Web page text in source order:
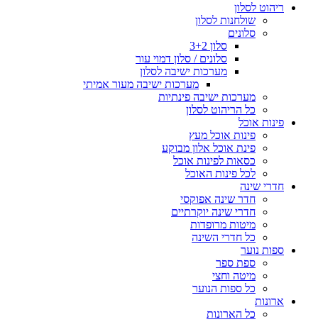
ריהוט לסלון
שולחנות לסלון
סלונים
סלון 3+2
סלונים / סלון דמוי עור
מערכות ישיבה לסלון
מערכות ישיבה מעור אמיתי
מערכות ישיבה פינתיות
כל הריהוט לסלון
פינות אוכל
פינות אוכל מעץ
פינת אוכל אלון מבוקע
כסאות לפינות אוכל
לכל פינות האוכל
חדרי שינה
חדר שינה אפוקסי
חדרי שינה יוקרתיים
מיטות מרופדות
כל חדרי השינה
ספות נוער
ספת ספר
מיטה וחצי
כל ספות הנוער
ארונות
כל הארונות